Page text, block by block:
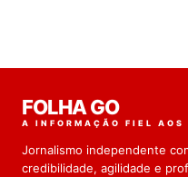
FOLHA GO
A INFORMAÇÃO FIEL AOS
Jornalismo independente
credibilidade, agilidade e